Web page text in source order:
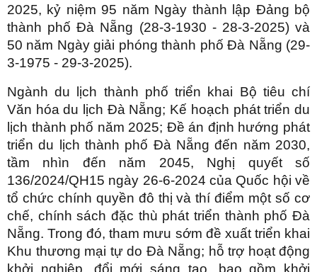
2025, kỷ niệm 95 năm Ngày thành lập Đảng bộ
thành phố Đà Nẵng (28-3-1930 - 28-3-2025) và
50 năm Ngày giải phóng thành phố Đà Nẵng (29-
3-1975 - 29-3-2025).
Ngành du lịch thành phố triển khai Bộ tiêu chí
Văn hóa du lịch Đà Nẵng; Kế hoạch phát triển du
lịch thành phố năm 2025; Đề án định hướng phát
triển du lịch thành phố Đà Nẵng đến năm 2030,
tầm nhìn đến năm 2045, Nghị quyết số
136/2024/QH15 ngày 26-6-2024 của Quốc hội về
tổ chức chính quyền đô thị và thí điểm một số cơ
chế, chính sách đặc thù phát triển thành phố Đà
Nẵng. Trong đó, tham mưu sớm đề xuất triển khai
Khu thương mại tự do Đà Nẵng; hỗ trợ hoạt động
khởi nghiệp, đổi mới sáng tạo, bao gồm khởi